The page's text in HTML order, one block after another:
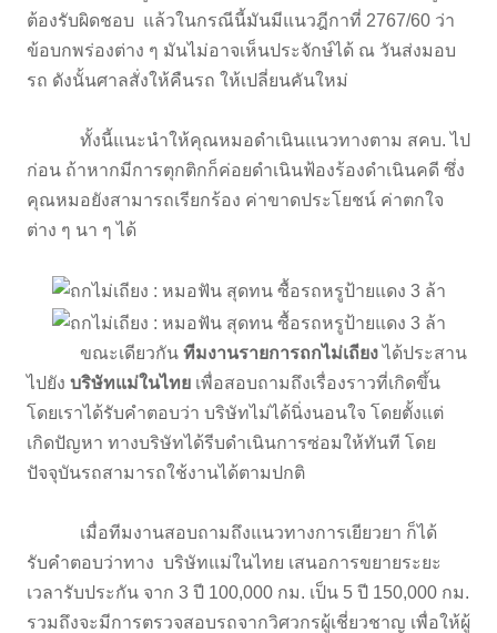
ต้องรับผิดชอบ แล้วในกรณีนี้มันมีแนวฎีกาที่ 2767/60 ว่า
ข้อบกพร่องต่าง ๆ มันไม่อาจเห็นประจักษ์ได้ ณ วันส่งมอบ
รถ ดังนั้นศาลสั่งให้คืนรถ ให้เปลี่ยนคันใหม่
ทั้งนี้แนะนำให้คุณหมอดำเนินแนวทางตาม สคบ. ไป
ก่อน ถ้าหากมีการตุกติกก็ค่อยดำเนินฟ้องร้องดำเนินคดี ซึ่ง
คุณหมอยังสามารถเรียกร้อง ค่าขาดประโยชน์ ค่าตกใจ
ต่าง ๆ นา ๆ ได้
ขณะเดียวกัน ทีมงานรายการถกไม่เถียงได้ประสาน
ไปยัง บริษัทแม่ในไทย เพื่อสอบถามถึงเรื่องราวที่เกิดขึ้น
โดยเราได้รับคำตอบว่า บริษัทไม่ได้นิ่งนอนใจ โดยตั้งแต่
เกิดปัญหา ทางบริษัทได้รีบดำเนินการซ่อมให้ทันที โดย
ปัจจุบันรถสามารถใช้งานได้ตามปกติ
เมื่อทีมงานสอบถามถึงแนวทางการเยียวยา ก็ได้
รับคำตอบว่าทาง บริษัทแม่ในไทย เสนอการขยายระยะ
เวลารับประกัน จาก 3 ปี 100,000 กม. เป็น 5 ปี 150,000 กม.
รวมถึงจะมีการตรวจสอบรถจากวิศวกรผู้เชี่ยวชาญ เพื่อให้ผู้